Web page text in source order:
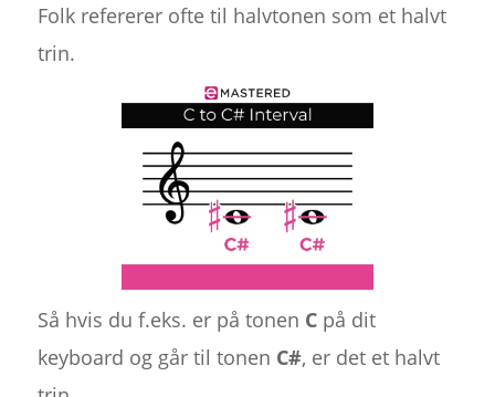
Folk refererer ofte til halvtonen som et halvt
trin.
Så hvis du f.eks. er på tonen Cpå dit
keyboard og går til tonen C#, er det et halvt